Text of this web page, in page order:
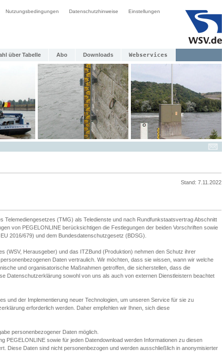
Nutzungsbedingungen Datenschutzhinweise Einstellungen
über Tabelle Abo Downloads Webservices
Stand: 7.11.2022
Telemediengesetzes (TMG) als Teledienste und nach Rundfunkstaatsvertrag Abschnitt
von PEGELONLINE berücksichtigen die Festlegungen der beiden Vorschriften sowie
2016/679) und dem Bundesdatenschutzgesetz (BDSG).
(WSV, Herausgeber) und das ITZBund (Produktion) nehmen den Schutz ihrer
Daten vertraulich. Wir möchten, dass sie wissen, wann wir welche
und organisatorische Maßnahmen getroffen, die sicherstellen, dass die
Datenschutzerklärung sowohl von uns als auch von externen Dienstleistern beachtet
und der Implementierung neuer Technologien, um unseren Service für sie zu
erforderlich werden. Daher empfehlen wir Ihnen, sich diese
personenbezogener Daten möglich.
PEGELONLINE sowie für jeden Datendownload werden Informationen zu diesen
Diese Daten sind nicht personenbezogen und werden ausschließlich in anonymisierter